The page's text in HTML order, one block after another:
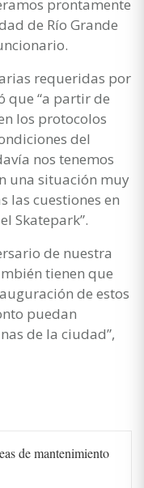
prontamente
de Río Grande
requeridas por
que “a partir de
los protocolos
del
nos tenemos
una situación muy
las cuestiones en
Skatepark”.
de nuestra
tienen que
de estos
puedan
de la ciudad”,
de mantenimiento